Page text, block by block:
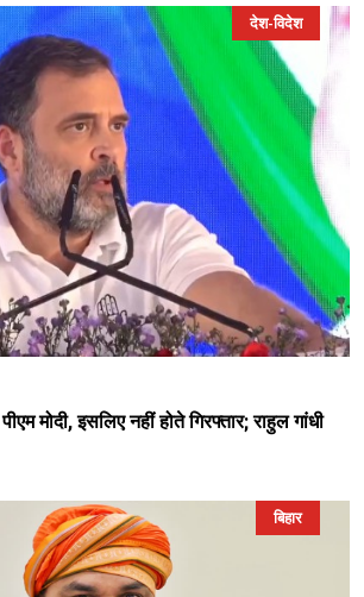
देश-विदेश
मोदी, इसलिए नहीं होते गिरफ्तार; राहुल गांधी
बिहार